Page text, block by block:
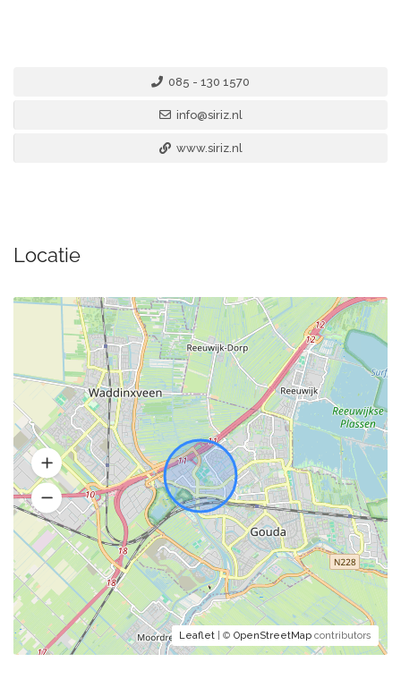
085 - 130 1570
info@siriz.nl
www.siriz.nl
Locatie
Leaflet | © OpenStreetMap contributors